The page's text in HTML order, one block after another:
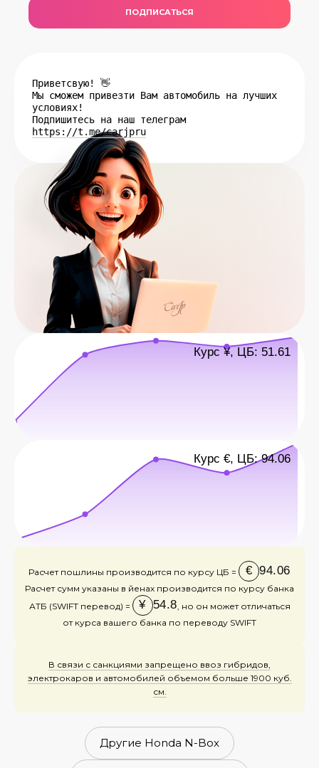
ПОДПИСАТЬСЯ
Приветсвую! 👋
Мы сможем привезти Вам автомобиль на лучших
условиях!
Подпишитесь на наш телеграм
https://t.me/carjpru
Курс ¥, ЦБ: 51.61
Курс €, ЦБ: 94.06
Расчет пошлины производится по курсу ЦБ = € 94.06
Расчет сумм указаны в йенах производится по курсу банка
АТБ (SWIFT перевод) =
¥ 54.8 , но он может отличаться
от курса вашего банка по переводу SWIFT
В связи с санкциями запрещено ввоз гибридов,
электрокаров и автомобилей объемом больше 1900 куб.
см.
Другие Honda N-Box